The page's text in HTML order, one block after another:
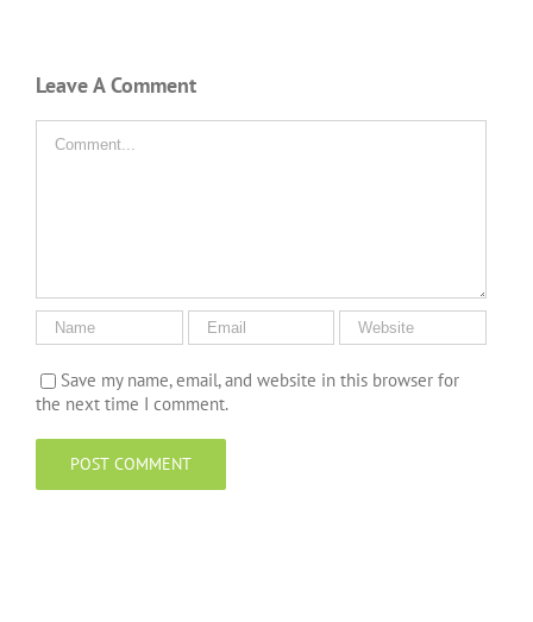
Leave A Comment
Save my name, email, and website in this browser for
the next time I comment.